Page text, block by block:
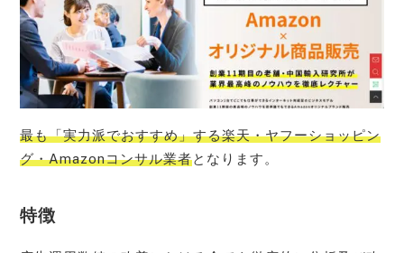
最も「実力派でおすすめ」する楽天・ヤフーショッピン
グ・Amazonコンサル業者となります。
特徴